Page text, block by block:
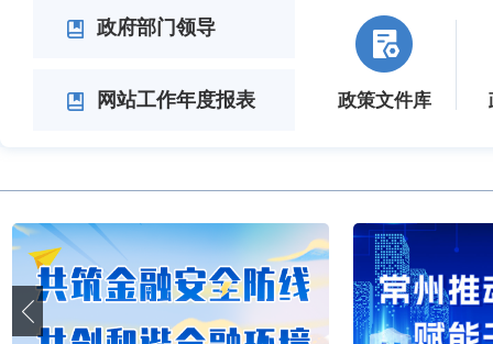
政府部门领导
网站工作年度报表 政策文件库